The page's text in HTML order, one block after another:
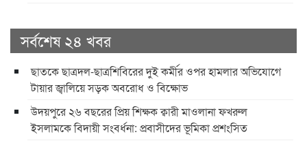
সর্বশেষ ২৪ খবর
ছাতকে ছাত্রদল-ছাত্রশিবিরের দুই কর্মীর ওপর হামলার অভিযোগে
টায়ার জ্বালিয়ে সড়ক অবরোধ ও বিক্ষোভ
উদয়পুরে ২৬ বছরের প্রিয় শিক্ষক ক্বারী মাওলানা ফখরুল
ইসলামকে বিদায়ী সংবর্ধনা: প্রবাসীদের ভূমিকা প্রশংসিত